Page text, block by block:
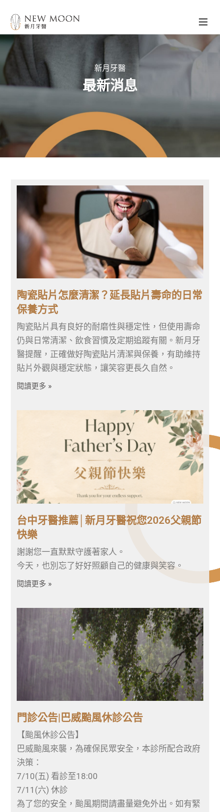
新月牙醫
最新消息
陶瓷貼片怎麼清潔？延長貼片壽命的日常
保養方式
陶瓷貼片具有良好的耐磨性與穩定性，但使用壽命
仍與日常清潔、飲食習慣及定期追蹤有關。新月牙
醫提醒，正確做好陶瓷貼片清潔與保養，有助維持
貼片外觀與穩定狀態，讓笑容更長久自然。
閱讀更多 »
台中牙醫推薦│新月牙醫祝您2026父親節
快樂
謝謝您一直默默守護著家人。
今天，也別忘了好好照顧自己的健康與笑容。
閱讀更多 »
門診公告|巴威颱風休診公告
【颱風休診公告】
巴威颱風來襲，為確保民眾安全，本診所配合政府
決策：
7/10(五) 看診至18:00
7/11(六) 休診
為了您的安全，颱風期間請盡量避免外出。如有緊